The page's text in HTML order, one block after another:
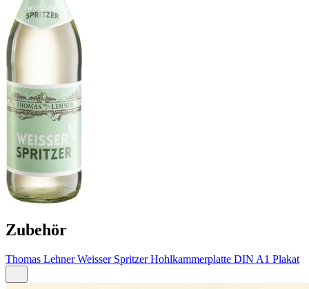
Zubehör
Thomas Lehner Weisser Spritzer Hohlkammerplatte DIN A1 Plakat